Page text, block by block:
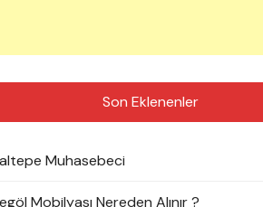
Son Eklenenler
Muhasebeci
Mobilyası Nereden Alınır ?